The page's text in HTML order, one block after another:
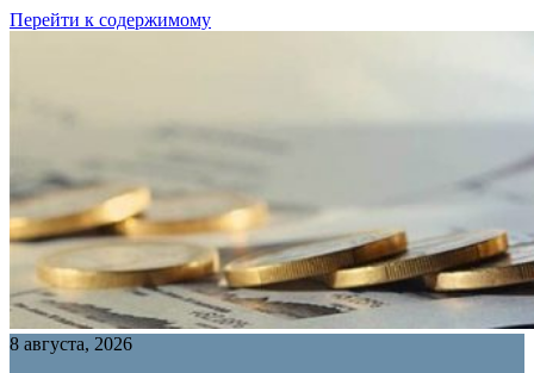
Перейти к содержимому
8 августа, 2026